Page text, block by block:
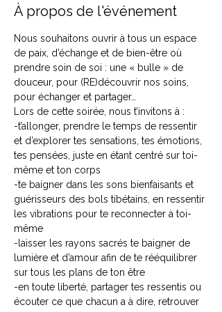
À propos de l'événement
Nous souhaitons ouvrir à tous un espace
de paix, d’échange et de bien-être où
prendre soin de soi : une « bulle » de
douceur, pour (RE)découvrir nos soins,
pour échanger et partager…
Lors de cette soirée, nous t’invitons à :
-t’allonger, prendre le temps de ressentir
et d’explorer tes sensations, tes émotions,
tes pensées, juste en étant centré sur toi-
même et ton corps
-te baigner dans les sons bienfaisants et
guérisseurs des bols tibétains, en ressentir
les vibrations pour te reconnecter à toi-
même
-laisser les rayons sacrés te baigner de
lumière et d’amour afin de te rééquilibrer
sur tous les plans de ton être
-en toute liberté, partager tes ressentis ou
écouter ce que chacun a à dire, retrouver